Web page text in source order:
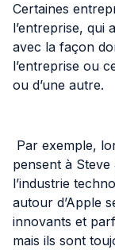
Certaines
l’entreprise, qui
avec la façon
l’entreprise ou
ou d’une autre.
Par exemple,
pensent à Steve
l’industrie
autour d’Apple
innovants et
mais ils sont